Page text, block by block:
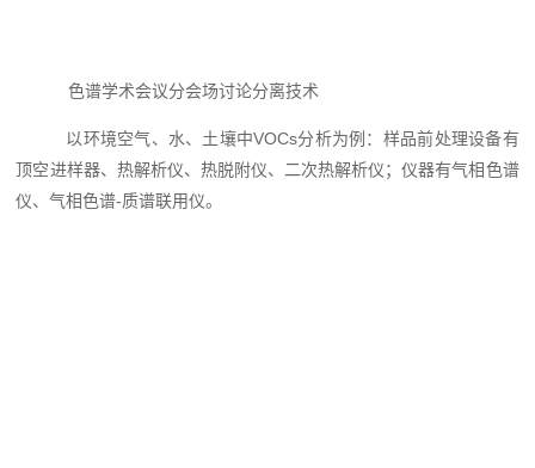
色谱学术会议分会场讨论分离技术
以环境空气、水、土壤中VOCs分析为例：样品前处理设备有
顶空进样器、热解析仪、热脱附仪、二次热解析仪；仪器有气相色谱
仪、气相色谱-质谱联用仪。